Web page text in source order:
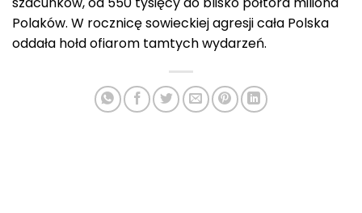
Polaków. W rocznicę sowieckiej agresji cała Polska
oddała hołd ofiarom tamtych wydarzeń.